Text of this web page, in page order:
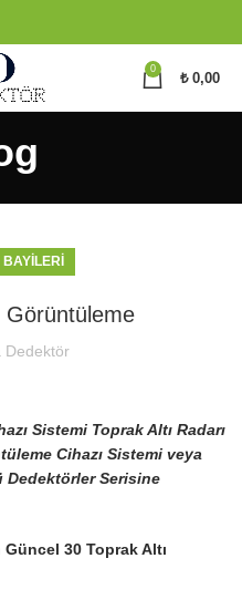
0
₺0,00
Görüntüleme
Dedektör
Sistemi Toprak Altı Radarı
Cihazı Sistemi veya
Dedektörler Serisine
30 Toprak Altı